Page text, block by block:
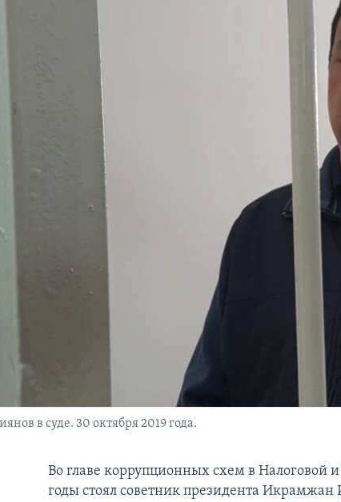
в суде. 30 октября 2019 года.
Во главе коррупционных схем в Налоговой
годы стоял советник президента